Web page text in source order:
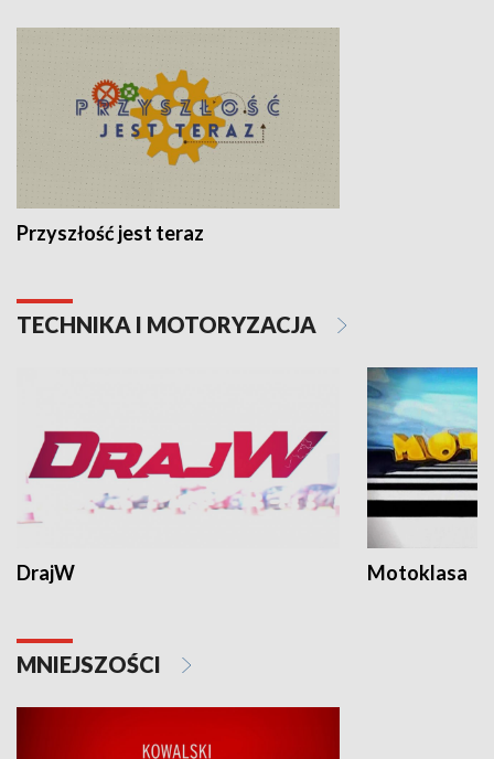
Przyszłość jest teraz
TECHNIKA I MOTORYZACJA
DrajW Motoklasa
MNIEJSZOŚCI